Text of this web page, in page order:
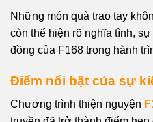
Những món quà trao tay
còn thể hiện rõ nghĩa tình,
đồng của F168 trong hành
Điểm nổi bật của sự
Chương trình thiện nguyện